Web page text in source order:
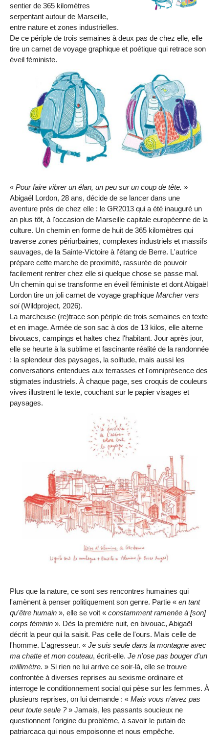
sentier de 365 kilomètres
serpentant autour de Marseille,
entre nature et zones industrielles.
De ce périple de trois semaines à deux pas de chez elle, elle
tire un carnet de voyage graphique et poétique qui retrace son
éveil féministe.
« Pour faire vibrer un élan, un peu sur un coup de tête. »
Abigaël Lordon, 28 ans, décide de se lancer dans une
aventure près de chez elle : le GR2013 qui a été inauguré un
an plus tôt, à l'occasion de Marseille capitale européenne de la
culture. Un chemin en forme de huit de 365 kilomètres qui
traverse zones périurbaines, complexes industriels et massifs
sauvages, de la Sainte-Victoire à l'étang de Berre. L'autrice
prépare cette marche de proximité, rassurée de pouvoir
facilement rentrer chez elle si quelque chose se passe mal.
Un chemin qui se transforme en éveil féministe et dont Abigaël
Lordon tire un joli carnet de voyage graphique Marcher vers
soi(Wildproject, 2026).
La marcheuse (re)trace son périple de trois semaines en texte
et en image. Armée de son sac à dos de 13 kilos, elle alterne
bivouacs, campings et haltes chez l'habitant. Jour après jour,
elle se heurte à la sublime et fascinante réalité de la randonnée
: la splendeur des paysages, la solitude, mais aussi les
conversations entendues aux terrasses et l'omniprésence des
stigmates industriels. À chaque page, ses croquis de couleurs
vives illustrent le texte, couchant sur le papier visages et
paysages.
Plus que la nature, ce sont ses rencontres humaines qui
l'amènent à penser politiquement son genre. Partie « en tant
qu'être humain », elle se voit « constamment ramenée à [son]
corps féminin ». Dès la première nuit, en bivouac, Abigaël
décrit la peur qui la saisit. Pas celle de l'ours. Mais celle de
l'homme. L'agresseur. « Je suis seule dans la montagne avec
ma chatte et mon couteau, écrit-elle. Je n'ose pas bouger d'un
millimètre. » Si rien ne lui arrive ce soir-là, elle se trouve
confrontée à diverses reprises au sexisme ordinaire et
interroge le conditionnement social qui pèse sur les femmes. À
plusieurs reprises, on lui demande : « Mais vous n'avez pas
peur toute seule ?» Jamais, les passants soucieux ne
questionnent l'origine du problème, à savoir le putain de
patriarcaca qui nous empoisonne et nous empêche.